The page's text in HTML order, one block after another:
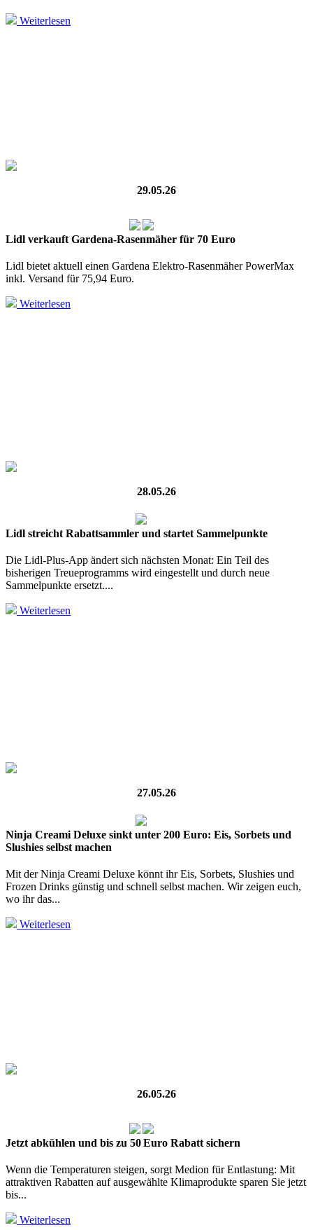
Weiterlesen
29.05.26
Lidl verkauft Gardena-Rasenmäher für 70 Euro
Lidl bietet aktuell einen Gardena Elektro-Rasenmäher PowerMax
inkl. Versand für 75,94 Euro.
Weiterlesen
28.05.26
Lidl streicht Rabattsammler und startet Sammelpunkte
Die Lidl-Plus-App ändert sich nächsten Monat: Ein Teil des
bisherigen Treueprogramms wird eingestellt und durch neue
Sammelpunkte ersetzt....
Weiterlesen
27.05.26
Ninja Creami Deluxe sinkt unter 200 Euro: Eis, Sorbets und
Slushies selbst machen
Mit der Ninja Creami Deluxe könnt ihr Eis, Sorbets, Slushies und
Frozen Drinks günstig und schnell selbst machen. Wir zeigen euch,
wo ihr das...
Weiterlesen
26.05.26
Jetzt abkühlen und bis zu 50 Euro Rabatt sichern
Wenn die Temperaturen steigen, sorgt Medion für Entlastung: Mit
attraktiven Rabatten auf ausgewählte Klimaprodukte sparen Sie jetzt
bis...
Weiterlesen